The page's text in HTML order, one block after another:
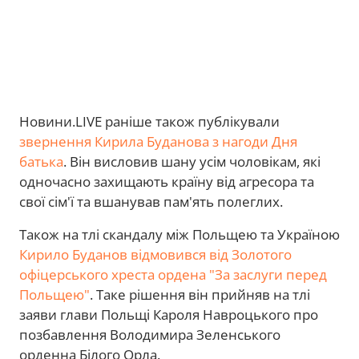
Новини.LIVE раніше також публікували
звернення Кирила Буданова з нагоди Дня
батька. Він висловив шану усім чоловікам, які
одночасно захищають країну від агресора та
свої сім'ї та вшанував пам'ять полеглих.
Також на тлі скандалу між Польщею та Україною
Кирило Буданов відмовився від Золотого
офіцерського хреста ордена "За заслуги перед
Польщею". Таке рішення він прийняв на тлі
заяви глави Польщі Кароля Навроцького про
позбавлення Володимира Зеленського
орденна Білого Орла.